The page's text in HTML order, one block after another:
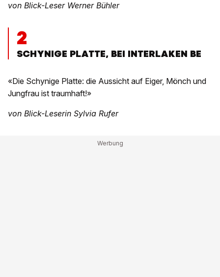
von Blick-Leser Werner Bühler
2
SCHYNIGE PLATTE, BEI INTERLAKEN BE
«Die Schynige Platte: die Aussicht auf Eiger, Mönch und
Jungfrau ist traumhaft!»
von Blick-Leserin Sylvia Rufer